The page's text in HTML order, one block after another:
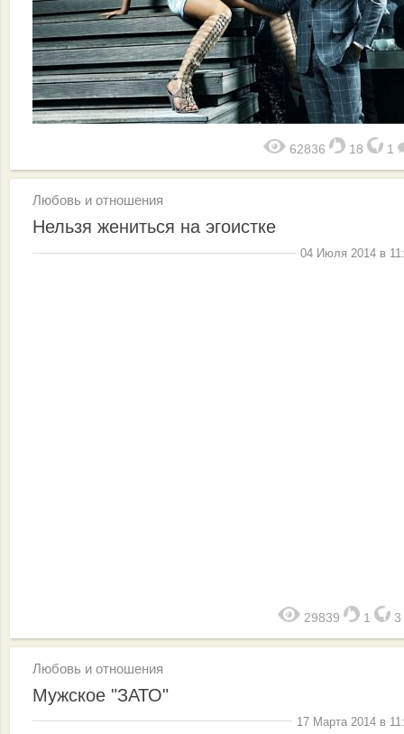
62836 18 1
Любовь и отношения
Нельзя жениться на эгоистке
04 Июля 2014 в
29839 1 3
Любовь и отношения
Мужское "ЗАТО"
17 Марта 2014 в